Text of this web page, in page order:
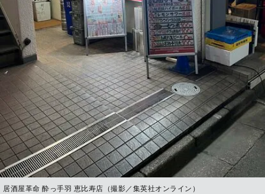
居酒屋革命 酔っ手羽 恵比寿店（撮影／集英社オンライン）